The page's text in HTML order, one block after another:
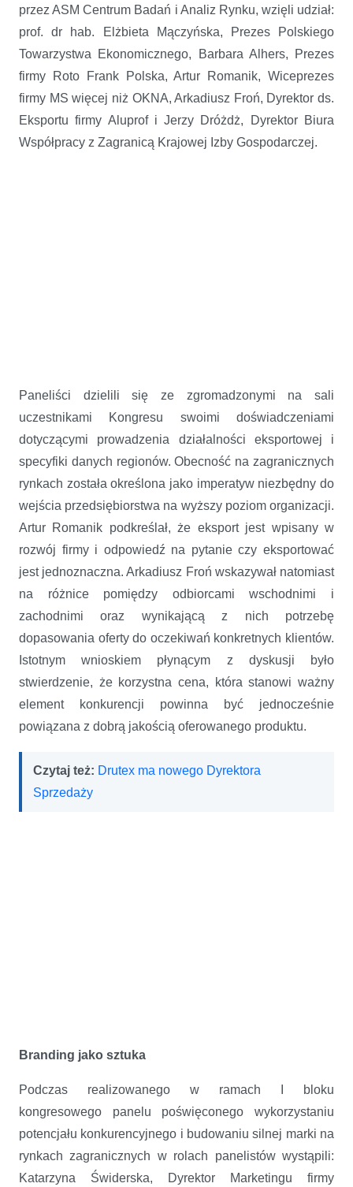
przez ASM Centrum Badań i Analiz Rynku, wzięli udział:
prof. dr hab. Elżbieta Mączyńska, Prezes Polskiego
Towarzystwa Ekonomicznego, Barbara Alhers, Prezes
firmy Roto Frank Polska, Artur Romanik, Wiceprezes
firmy MS więcej niż OKNA, Arkadiusz Froń, Dyrektor ds.
Eksportu firmy Aluprof i Jerzy Dróżdż, Dyrektor Biura
Współpracy z Zagranicą Krajowej Izby Gospodarczej.
Paneliści dzielili się ze zgromadzonymi na sali
uczestnikami Kongresu swoimi doświadczeniami
dotyczącymi prowadzenia działalności eksportowej i
specyfiki danych regionów. Obecność na zagranicznych
rynkach została określona jako imperatyw niezbędny do
wejścia przedsiębiorstwa na wyższy poziom organizacji.
Artur Romanik podkreślał, że eksport jest wpisany w
rozwój firmy i odpowiedź na pytanie czy eksportować
jest jednoznaczna. Arkadiusz Froń wskazywał natomiast
na różnice pomiędzy odbiorcami wschodnimi i
zachodnimi oraz wynikającą z nich potrzebę
dopasowania oferty do oczekiwań konkretnych klientów.
Istotnym wnioskiem płynącym z dyskusji było
stwierdzenie, że korzystna cena, która stanowi ważny
element konkurencji powinna być jednocześnie
powiązana z dobrą jakością oferowanego produktu.
Czytaj też: Drutex ma nowego Dyrektora
Sprzedaży
Branding jako sztuka
Podczas realizowanego w ramach I bloku
kongresowego panelu poświęconego wykorzystaniu
potencjału konkurencyjnego i budowaniu silnej marki na
rynkach zagranicznych w rolach panelistów wystąpili:
Katarzyna Świderska, Dyrektor Marketingu firmy